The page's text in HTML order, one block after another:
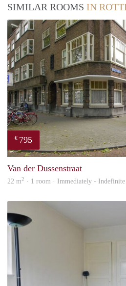
SIMILAR ROOMS IN
€ 795
Van der Dussenstraat
22 m2 · 1 room · Immediately - Indefinite